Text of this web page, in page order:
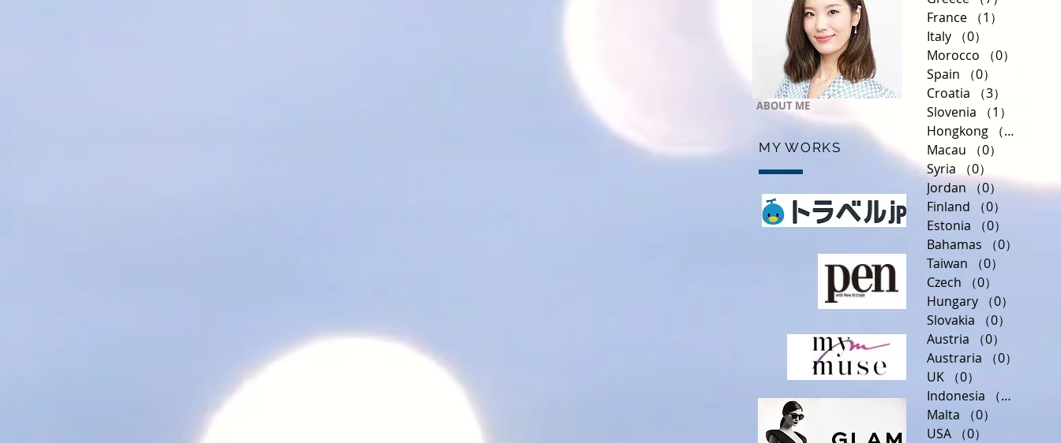
ABOUT ME
MY WORKS
France
（1）
Italy
（0）
Morocco
（0）
Spain
（0）
Croatia
（3）
Slovenia
（1）
Hongkong
（0）
Macau
（0）
Syria
（0）
Jordan （0）0件の記事
Finland
（0）
Estonia
（0）
Bahamas
（0）
Taiwan
（0）
Czech
（0）
Hungary
（0）
Slovakia
（0）
Austria
（0）
Austraria
（0）
UK
（0）
Indonesia
（0）
Malta
（0）
USA
（0）